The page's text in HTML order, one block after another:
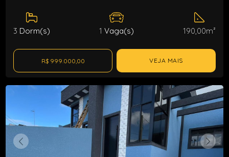
3 Dorm(s) 1 Vaga(s) 190,00m²
R$ 999.000,00 VEJA MAIS